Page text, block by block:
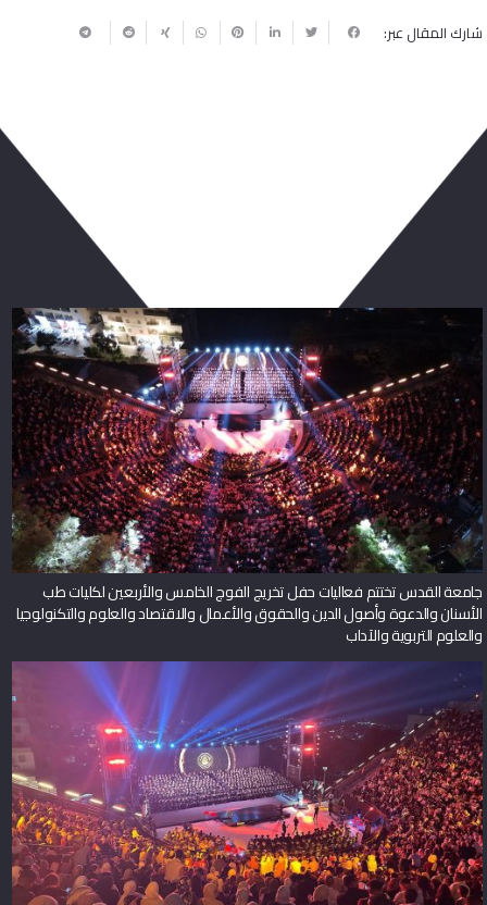
شارك المقال عبر:
جامعة القدس تختتم فعاليات حفل تخريج الفوج الخامس والأربعين لكليات طب
الأسنان والدعوة وأصول الدين والحقوق والأعمال والاقتصاد والعلوم والتكنولوجيا
والعلوم التربوية والآداب